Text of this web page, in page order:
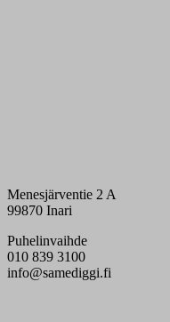
Menesjärventie 2 A
99870 Inari
Puhelinvaihde
010 839 3100
info@samediggi.fi